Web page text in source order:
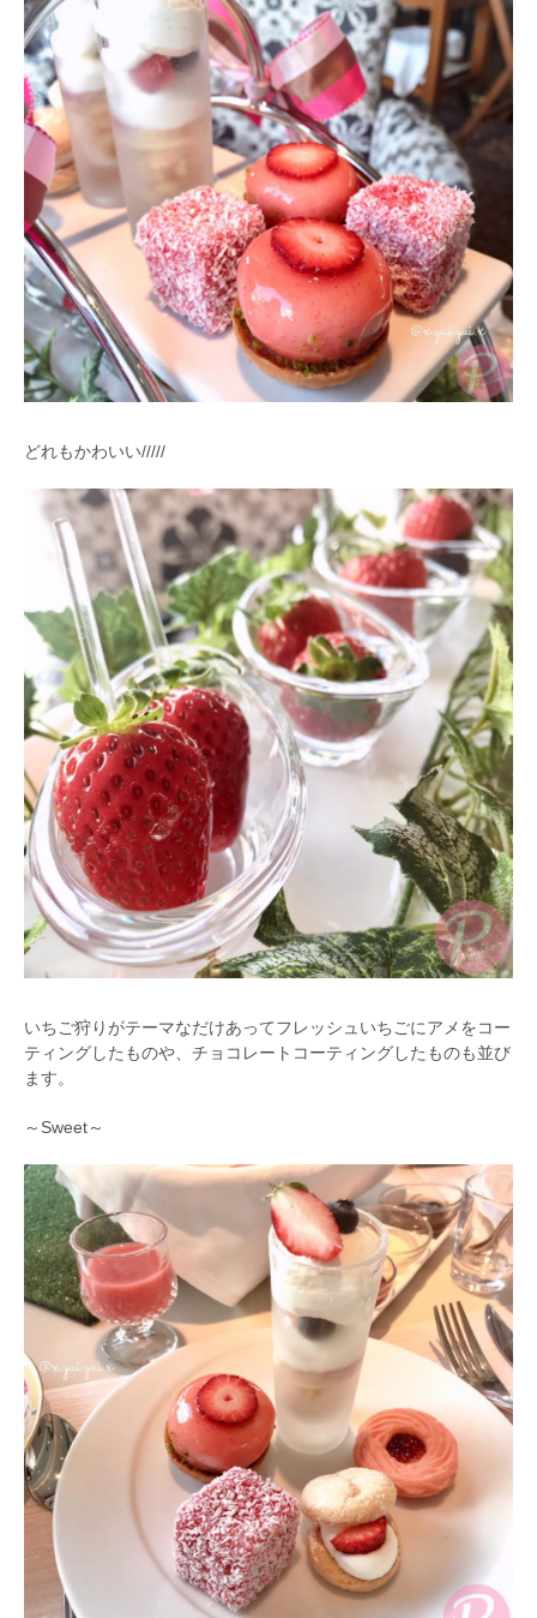
どれもかわいい/////
いちご狩りがテーマなだけあってフレッシュいちごにアメをコー
ティングしたものや、チョコレートコーティングしたものも並び
ます。
～Sweet～